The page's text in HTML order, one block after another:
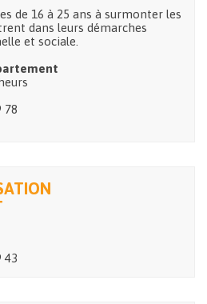
de 16 à 25 ans à surmonter les
dans leurs démarches
et sociale.
78
43